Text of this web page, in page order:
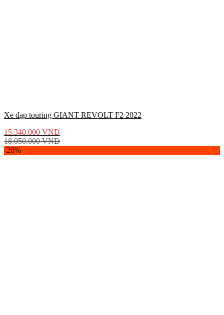
Xe đạp touring GIANT REVOLT F2 2022
15.340.000 VNĐ
18.050.000VNĐ
-20%